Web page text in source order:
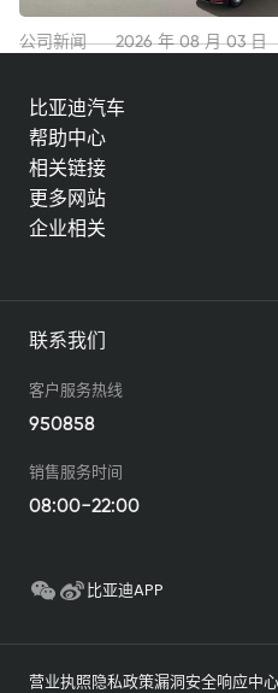
公司新闻 2026 年 08 月 03 日
新高！
查看详情
比亚迪汽车
帮助中心
相关链接
更多网站
企业相关
联系我们
客户服务热线
950858
销售服务时间
08:00-22:00
比亚迪APP
营业执照 隐私政策漏洞安全响应中心